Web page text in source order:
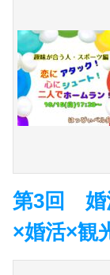
第3回 婚
×婚活×観